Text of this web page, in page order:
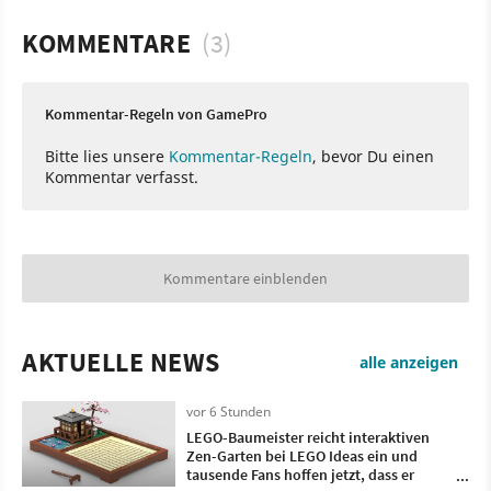
KOMMENTARE (3)
Kommentar-Regeln von GamePro
Bitte lies unsere Kommentar-Regeln, bevor Du einen
Kommentar verfasst.
Kommentare einblenden
AKTUELLE NEWS alle anzeigen
vor 6 Stunden
LEGO-Baumeister reicht interaktiven
Zen-Garten bei LEGO Ideas ein und
tausende Fans hoffen jetzt, dass er